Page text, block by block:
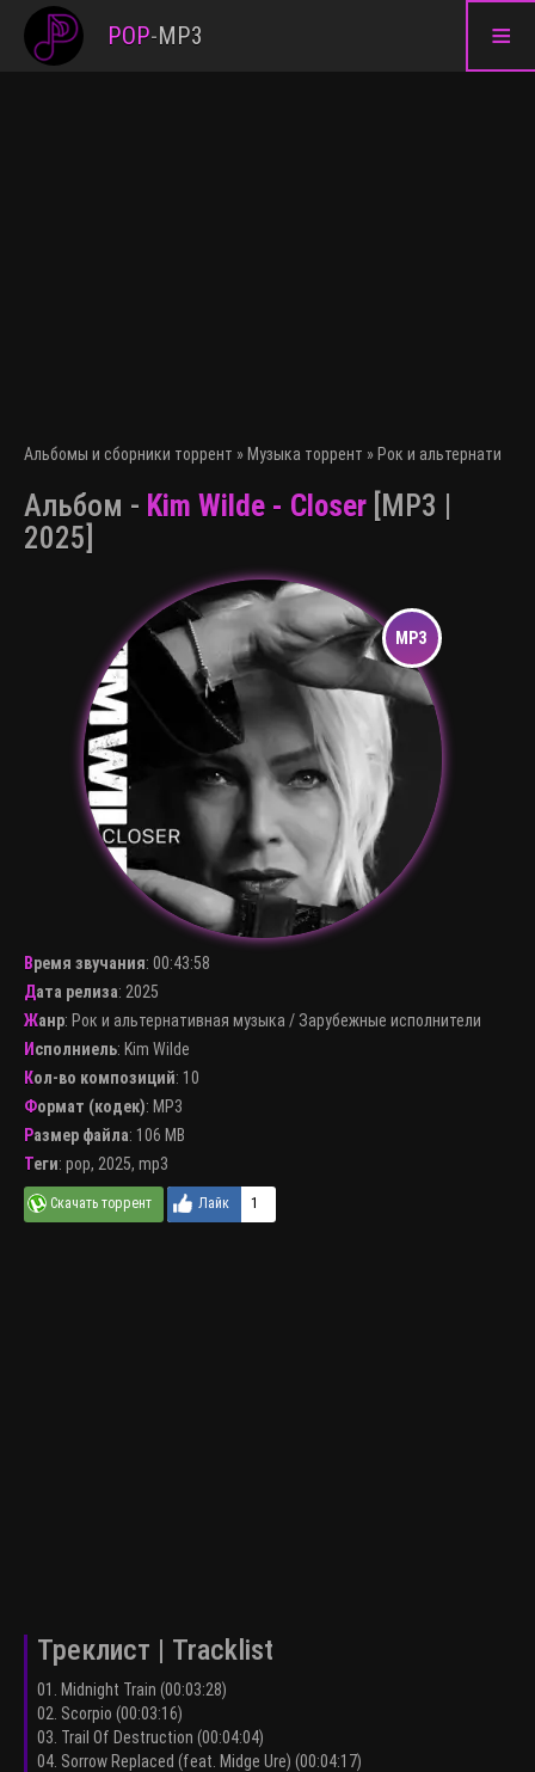
≡
POP-MP3
Альбомы и сборники торрент » Музыка торрент » Рок и
Альбом - Kim Wilde - Closer [MP3 |
2025]
Время звучания: 00:43:58
Дата релиза: 2025
Жанр: Рок и альтернативная музыка / Зарубежные исполнители
Исполниель: Kim Wilde
Кол-во композиций: 10
Формат (кодек): MP3
Размер файла: 106 MB
Теги: pop, 2025, mp3
1
Треклист | Tracklist
01. Midnight Train (00:03:28)
02. Scorpio (00:03:16)
03. Trail Of Destruction (00:04:04)
04. Sorrow Replaced (feat. Midge Ure) (00:04:17)